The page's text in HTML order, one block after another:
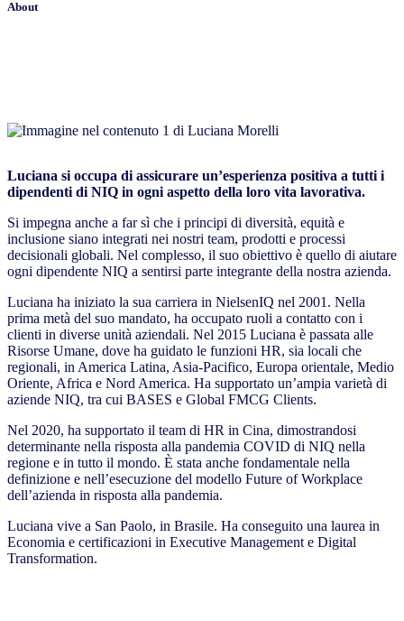
About
Luciana si occupa di assicurare un’esperienza positiva a tutti i
dipendenti di NIQ in ogni aspetto della loro vita lavorativa.
Si impegna anche a far sì che i principi di diversità, equità e
inclusione siano integrati nei nostri team, prodotti e processi
decisionali globali. Nel complesso, il suo obiettivo è quello di aiutare
ogni dipendente NIQ a sentirsi parte integrante della nostra azienda.
Luciana ha iniziato la sua carriera in NielsenIQ nel 2001. Nella
prima metà del suo mandato, ha occupato ruoli a contatto con i
clienti in diverse unità aziendali. Nel 2015 Luciana è passata alle
Risorse Umane, dove ha guidato le funzioni HR, sia locali che
regionali, in America Latina, Asia-Pacifico, Europa orientale, Medio
Oriente, Africa e Nord America. Ha supportato un’ampia varietà di
aziende NIQ, tra cui BASES e Global FMCG Clients.
Nel 2020, ha supportato il team di HR in Cina, dimostrandosi
determinante nella risposta alla pandemia COVID di NIQ nella
regione e in tutto il mondo. È stata anche fondamentale nella
definizione e nell’esecuzione del modello Future of Workplace
dell’azienda in risposta alla pandemia.
Luciana vive a San Paolo, in Brasile. Ha conseguito una laurea in
Economia e certificazioni in Executive Management e Digital
Transformation.